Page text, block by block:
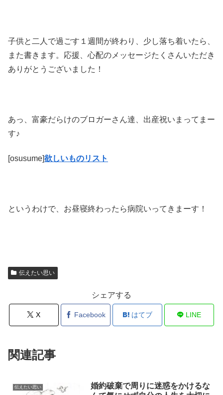
子供と二人で過ごす１週間が終わり、少し落ち着いたら、
また書きます。応援、心配のメッセージたくさんいただき
ありがとうございました！
あっ、富豪だらけのブロガーさん達、出産祝いまってまー
す♪
[osusume]欲しいものリスト
というわけで、お昼寝終わったら病院いってきまーす！
伝えたい思い
シェアする
X Facebook はてブ LINE
関連記事
伝えたい思い
婚約破棄で周りに迷惑をかけるな